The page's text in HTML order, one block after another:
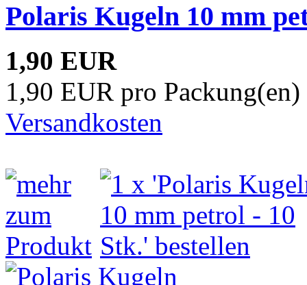
Polaris Kugeln 10 mm
1,90 EUR
1,90 EUR pro
Versandkosten